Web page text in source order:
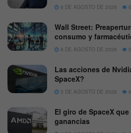
6 DE AGOSTO DE 2026
Wall Street:
consumo y
6 DE AGOSTO DE 2026
Las acciones de
SpaceX?
5 DE AGOSTO DE 2026
El giro de SpaceX
ganancias